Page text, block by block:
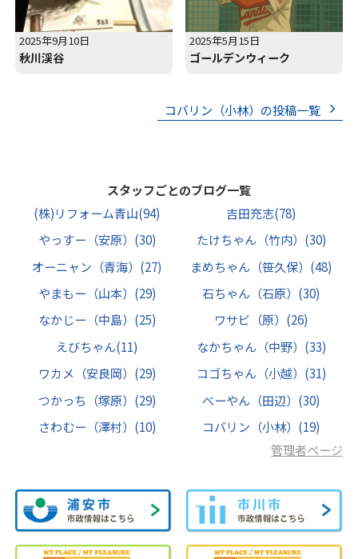
2025年9月10日
秋川渓谷
2025年5月15日
ゴールデンウィーク
コバリン（小林）の投稿一覧
スタッフごとのブログ一覧
(株)リフォーム青山(94) 吉田充志(78)
やっすー（安原） (30) たけちゃん（竹内） (30)
オーニャン（青海） (27) まめちゃん（笹久保） (48)
やまもー（山本） (29) 石ちゃん（石原） (30)
なかじー（中島） (25) ワサビ（原） (26)
えびちゃん(11) なかちゃん（中野） (33)
ワカメ（安良岡） (29) コゴちゃん（小越） (31)
つかっち（塚原） (29) べーやん（田辺） (30)
さわむー（澤村） (10) コバリン（小林） (19)
管理者ページ